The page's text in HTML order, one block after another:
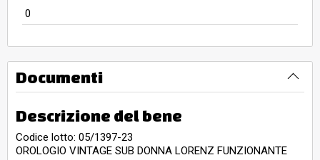
0
Documenti
Descrizione del bene
Codice lotto: 05/1397-23
OROLOGIO VINTAGE SUB DONNA LORENZ FUNZIONANTE